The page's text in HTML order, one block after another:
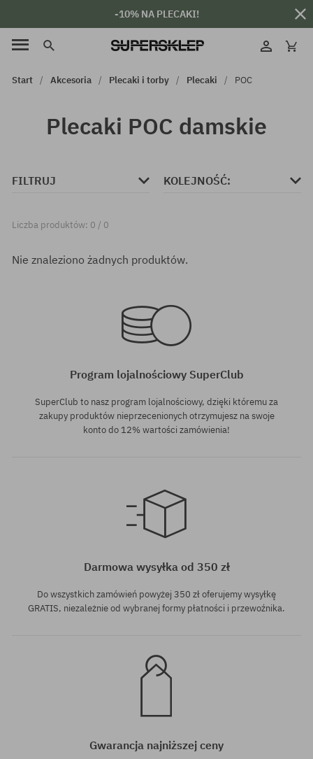
-10% NA PLECAKI!
Start Akcesoria Plecaki i torby Plecaki POC
Plecaki POC damskie
FILTRUJ KOLEJNOŚĆ:
Liczba produktów: 0 / 0
Nie znaleziono żadnych produktów.
Program lojalnościowy SuperClub
SuperClub to nasz program lojalnościowy, dzięki któremu za
zakupy produktów nieprzecenionych otrzymujesz na swoje
konto do 12% wartości zamówienia!
Darmowa wysyłka od 350 zł
Do wszystkich zamówień powyżej 350 zł oferujemy wysyłkę
GRATIS, niezależnie od wybranej formy płatności i przewoźnika.
Gwarancja najniższej ceny